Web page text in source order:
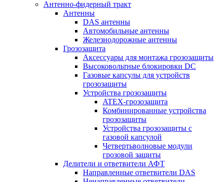
Антенно-фидерный тракт
Антенны
DAS антенны
Автомобильные антенны
Железнодорожные антенны
Грозозащита
Аксессуары для монтажа грозозащиты
Высоковольтные блокировки DC
Газовые капсулы для устройств
грозозащиты
Устройства грозозащиты
ATEX-грозозащита
Комбинированные устройства
грозозащиты
Устройства грозозащиты с
газовой капсулой
Четвертьволновые модули
грозовой защиты
Делители и ответвители АФТ
Направленные ответвители DAS